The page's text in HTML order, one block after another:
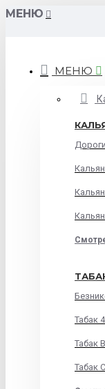
МЕНЮ
МЕНЮ
Табак
Табак
Табак